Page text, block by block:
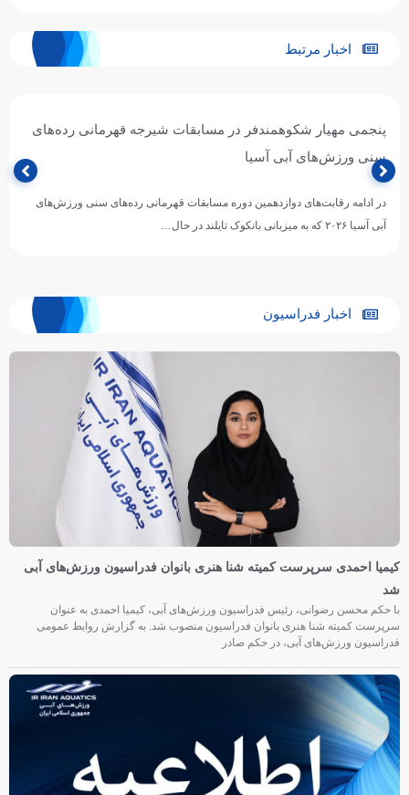
اخبار مرتبط
پنجمی مهیار شکوهمندفر در مسابقات شیرجه قهرمانی رده‌های
سنی ورزش‌های آبی آسیا
در ادامه رقابت‌های دوازدهمین دوره مسابقات قهرمانی رده‌های سنی ورزش‌های
آبی آسیا ۲۰۲۶ که به میزبانی بانکوک تایلند در حال…
اخبار فدراسیون
کیمیا احمدی سرپرست کمیته شنا هنری بانوان فدراسیون ورزش‌های آبی
شد
با حکم محسن رضوانی، رئیس فدراسیون ورزش‌های آبی، کیمیا احمدی به عنوان
سرپرست کمیته شنا هنری بانوان فدراسیون منصوب شد. به گزارش روابط عمومی
فدراسیون ورزش‌های آبی، در حکم صادر